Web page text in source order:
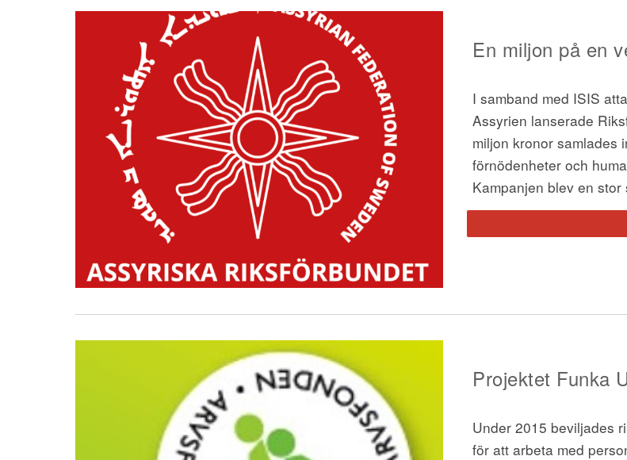
En miljon på en
I samband med ISIS
Assyrien lanserade
miljon kronor samlades
förnödenheter och
Kampanjen blev en
Projektet Funka
Under 2015 beviljades
för att arbeta med